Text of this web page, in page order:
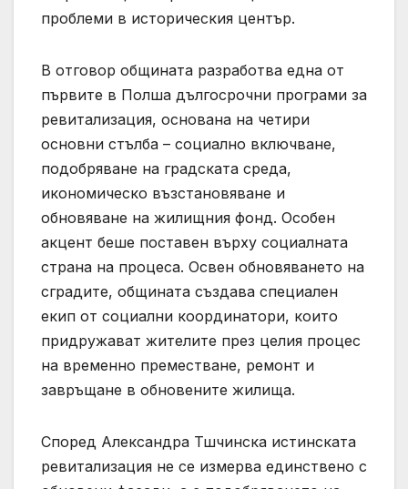
проблеми в историческия център.
В отговор общината разработва една от
първите в Полша дългосрочни програми за
ревитализация, основана на четири
основни стълба – социално включване,
подобряване на градската среда,
икономическо възстановяване и
обновяване на жилищния фонд. Особен
акцент беше поставен върху социалната
страна на процеса. Освен обновяването на
сградите, общината създава специален
екип от социални координатори, които
придружават жителите през целия процес
на временно преместване, ремонт и
завръщане в обновените жилища.
Според Александра Тшчинска истинската
ревитализация не се измерва единствено с